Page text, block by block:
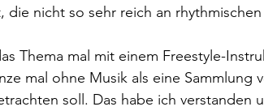
die nicht so sehr reich an
mal ohne Musik als eine Sammlung
soll. Das habe ich verstanden